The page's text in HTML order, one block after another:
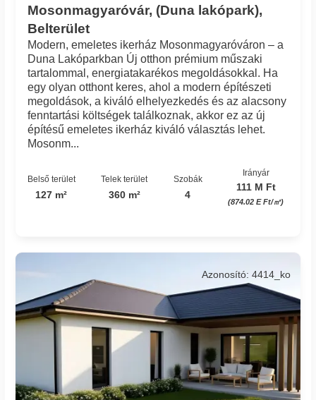
Mosonmagyaróvár, (Duna lakópark),
Belterület
Modern, emeletes ikerház Mosonmagyaróváron – a
Duna Lakóparkban Új otthon prémium műszaki
tartalommal, energiatakarékos megoldásokkal. Ha
egy olyan otthont keres, ahol a modern építészeti
megoldások, a kiváló elhelyezkedés és az alacsony
fenntartási költségek találkoznak, akkor ez az új
építésű emeletes ikerház kiváló választás lehet.
Mosonm...
Belső terület
127 m²
Telek terület
360 m²
Szobák
4
Irányár
111 M Ft
(874.02 E Ft/㎡)
Azonosító: 4414_ko